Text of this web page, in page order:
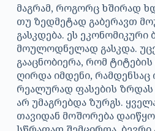
მაგრამ, როგორც ხშირად
თუ ზედმეტად გაბერავთ
გასკდება. ეს ეკონომიკური
მოულოდნელად გასკდა.
გააცნობიერა, რომ
ღირდა იმდენი, რამდენსაც
რეალურად ფასების
არ უმაგრებდა ზურგს.
თავიდან მოშორება